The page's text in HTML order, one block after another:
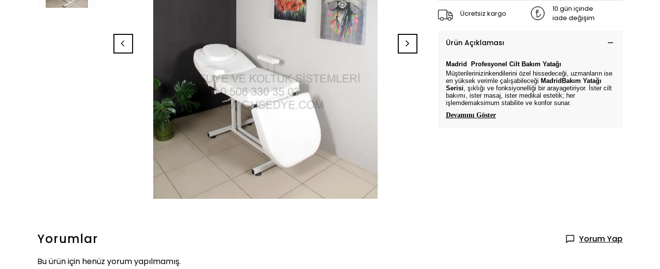
Ücretsiz kargo
10 gün içinde
iade değişim
Ürün Açıklaması
Madrid Profesyonel Cilt Bakım Yatağı
Müşterilerinizinkendilerini özel hissedeceği, uzmanların ise
en yüksek verimle çalışabileceği MadridBakım Yatağı
Serisi, şıklığı ve fonksiyonelliği bir arayagetiriyor. İster cilt
bakımı, ister masaj, ister medikal estetik; her
işlemdemaksimum stabilite ve konfor sunar.
Devamını Göster
Yorumlar
Yorum Yap
Bu ürün için henüz yorum yapılmamış.